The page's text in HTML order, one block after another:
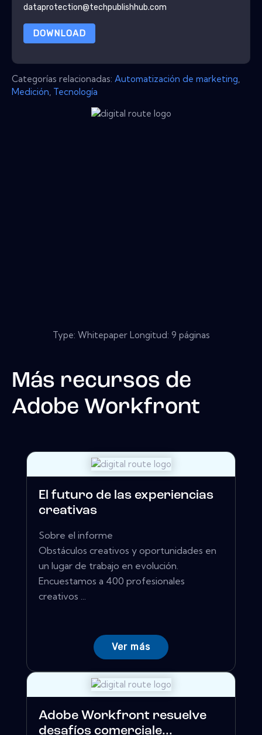
dataprotection@techpublishhub.com
DOWNLOAD
Categorías relacionadas: Automatización de marketing
Medición Tecnología
Type: Whitepaper Longitud: 9 páginas
Más recursos de
Adobe Workfront
El futuro de las experiencias
creativas
Sobre el informe
Obstáculos creativos y oportunidades en
un lugar de trabajo en evolución.
Encuestamos a 400 profesionales
creativos ...
Ver más
Adobe Workfront resuelve
desafíos comerciale...